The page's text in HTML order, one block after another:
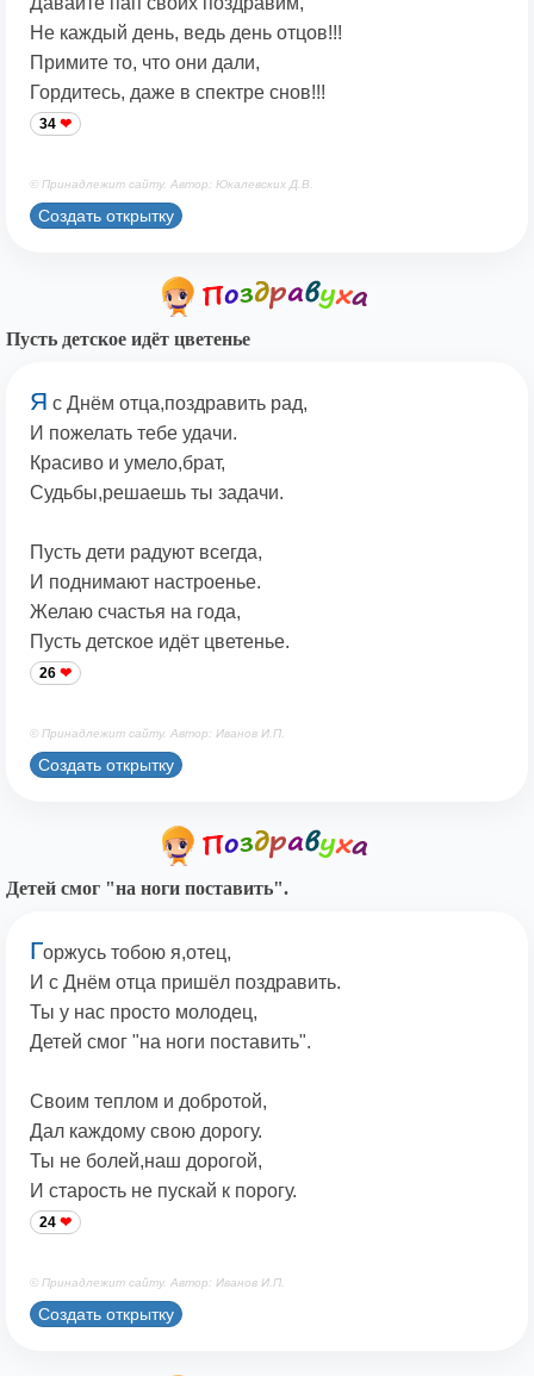
Не каждый день, ведь день отцов!!!
Примите то, что они дали,
Гордитесь, даже в спектре снов!!!
34
© Принадлежит сайту. Автор: Юкалевских Д.В.
Создать открытку
Пусть детское идёт цветенье
Я с Днём отца,поздравить рад,
И пожелать тебе удачи.
Красиво и умело,брат,
Судьбы,решаешь ты задачи.
Пусть дети радуют всегда,
И поднимают настроенье.
Желаю счастья на года,
Пусть детское идёт цветенье.
26
© Принадлежит сайту. Автор: Иванов И.П.
Создать открытку
Детей смог "на ноги поставить".
Горжусь тобою я,отец,
И с Днём отца пришёл поздравить.
Ты у нас просто молодец,
Детей смог "на ноги поставить".
Своим теплом и добротой,
Дал каждому свою дорогу.
Ты не болей,наш дорогой,
И старость не пускай к порогу.
24
© Принадлежит сайту. Автор: Иванов И.П.
Создать открытку